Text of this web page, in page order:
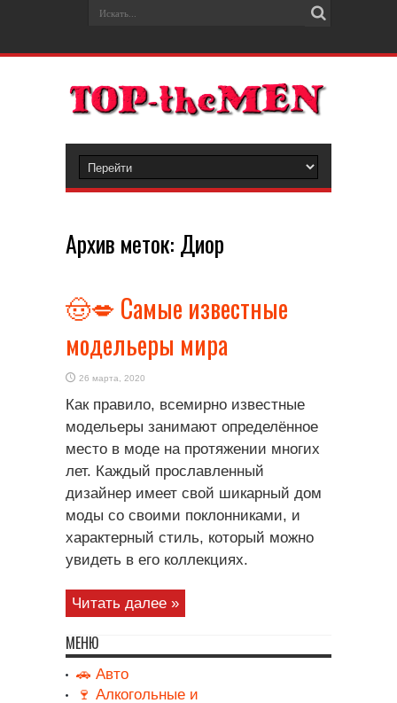
Архив меток: Диор
🤠💋 Самые известные
модельеры мира
26 марта, 2020
Как правило, всемирно известные
модельеры занимают определённое
место в моде на протяжении многих
лет. Каждый прославленный
дизайнер имеет свой шикарный дом
моды со своими поклонниками, и
характерный стиль, который можно
увидеть в его коллекциях.
Читать далее »
МЕНЮ
🚗 Авто
🍷 Алкогольные и